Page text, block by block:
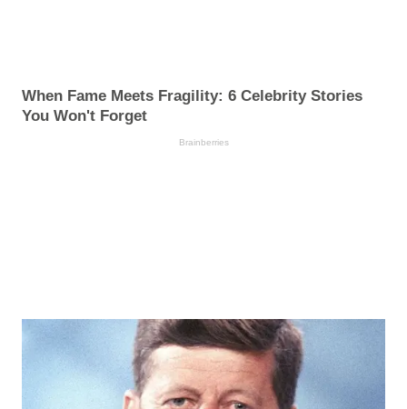
When Fame Meets Fragility: 6 Celebrity Stories
You Won't Forget
Brainberries